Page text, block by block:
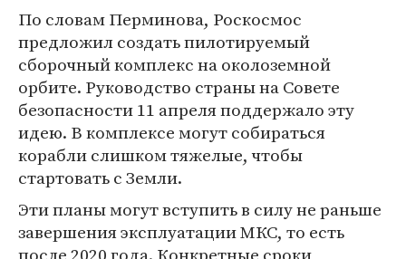
По словам Перминова, Роскосмос
предложил создать пилотируемый
сборочный комплекс на околоземной
орбите. Руководство страны на Совете
безопасности 11 апреля поддержало эту
идею. В комплексе могут собираться
корабли слишком тяжелые, чтобы
стартовать с Земли.
Эти планы могут вступить в силу не раньше
завершения эксплуатации МКС, то есть